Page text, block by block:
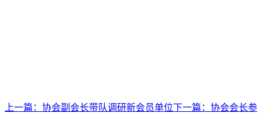
上一篇： 协会副会长带队调研新会员单位下一篇： 协会会长参